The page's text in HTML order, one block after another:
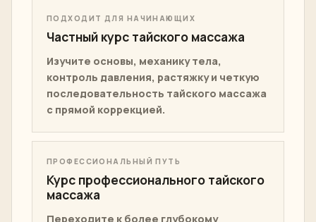
ПУТИ КУРСА
Выберите правильную
программу школы массажа
в Бангкоке.